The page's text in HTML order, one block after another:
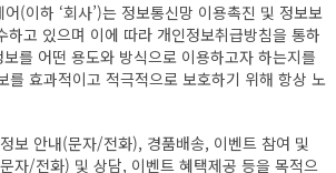
(이하 ‘회사’)는 정보통신망 이용촉진 및 정보보
하고 있으며 이에 따라 개인정보취급방침을 통하
를 어떤 용도와 방식으로 이용하고자 하는지를
를 효과적이고 적극적으로 보호하기 위해 항상 노
보 안내(문자/전화), 경품배송, 이벤트 참여 및
자/전화) 및 상담, 이벤트 혜택제공 등을 목적으